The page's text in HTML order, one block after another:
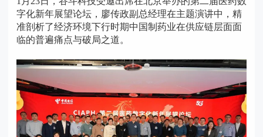
字化新年展望论坛，廖传政副总经理在主题演讲中，精
准剖析了经济环境下行时期中国制药业在供应链层面面
临的普遍痛点与破局之道。